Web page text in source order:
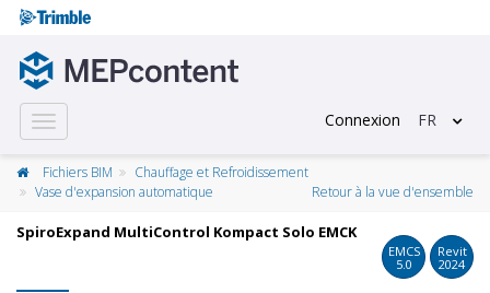
Toggle
navigation
Connexion FR
Fichiers BIM
Chauffage et Refroidissement
Vase d'expansion automatique
Retour à la vue d'ensemble
SpiroExpand MultiControl Kompact Solo EMCK
EMCS
5.0
Revit
2024